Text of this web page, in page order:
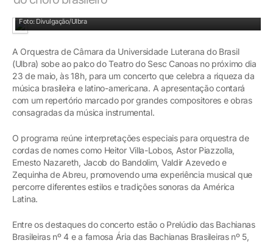
Foto: Divulgação/Ulbra
A Orquestra de Câmara da Universidade Luterana do Brasil
(Ulbra) sobe ao palco do Teatro do Sesc Canoas no próximo dia
23 de maio, às 18h, para um concerto que celebra a riqueza da
música brasileira e latino-americana. A apresentação contará
com um repertório marcado por grandes compositores e obras
consagradas da música instrumental.
O programa reúne interpretações especiais para orquestra de
cordas de nomes como Heitor Villa-Lobos, Astor Piazzolla,
Ernesto Nazareth, Jacob do Bandolim, Valdir Azevedo e
Zequinha de Abreu, promovendo uma experiência musical que
percorre diferentes estilos e tradições sonoras da América
Latina.
Entre os destaques do concerto estão o Prelúdio das Bachianas
Brasileiras nº 4 e a famosa Ária das Bachianas Brasileiras nº 5,